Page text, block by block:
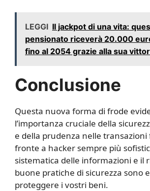
LEGGI Il jackpot di una vita:
pensionato riceverà 20.000
fino al 2054 grazie alla sua
Conclusione
Questa nuova forma di frode
l’importanza cruciale della
e della prudenza nelle transazioni
fronte a hacker sempre più
sistematica delle informazioni e il
buone pratiche di sicurezza sono
proteggere i vostri beni.